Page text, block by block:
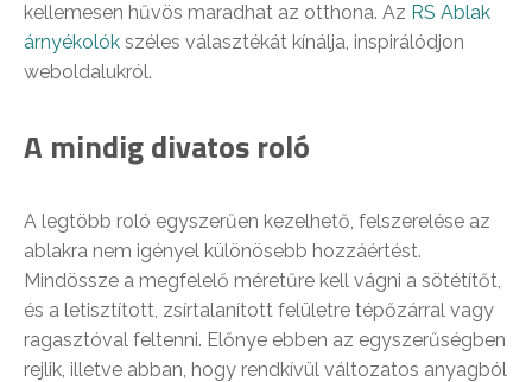
kellemesen hűvös maradhat az otthona. Az RS Ablak
árnyékolók széles választékát kínálja, inspirálódjon
weboldalukról.
A mindig divatos roló
A legtöbb roló egyszerűen kezelhető, felszerelése az
ablakra nem igényel különösebb hozzáértést.
Mindössze a megfelelő méretűre kell vágni a sötétítőt,
és a letisztított, zsírtalanított felületre tépőzárral vagy
ragasztóval feltenni. Előnye ebben az egyszerűségben
rejlik, illetve abban, hogy rendkívül változatos anyagból